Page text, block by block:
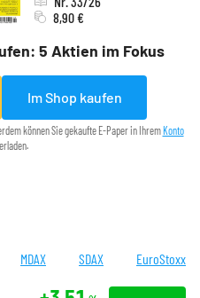
5 Aktien im Fokus
8,90 €
Im Shop kaufen
können Sie gekaufte E-Paper in IhremKonto
MDAX SDAX EuroStoxx